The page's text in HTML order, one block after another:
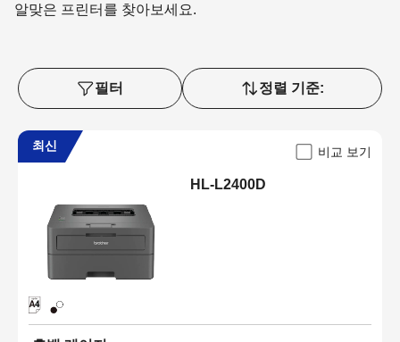
알맞은 프린터를 찾아보세요.
필터 정렬 기준:
최신 비교 보기
HL-L2400D